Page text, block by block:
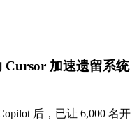
加速遗留系统
后，已让 6,000 名开